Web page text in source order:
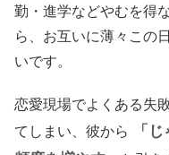
勤・進学などやむを得
ら、お互いに薄々この
いです。
恋愛現場でよくある失
てしまい、彼から
「